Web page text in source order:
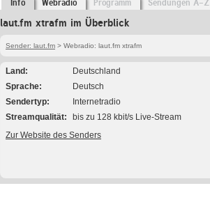
Info Webradio Programm Sendungen A-Z
laut.fm xtrafm im Überblick
Sender: laut.fm > Webradio: laut.fm xtrafm
Land
Deutschland
Sprache
Deutsch
Sendertyp
Internetradio
Streamqualität
bis zu 128 kbit/s Live-Stream
Zur Website des Senders